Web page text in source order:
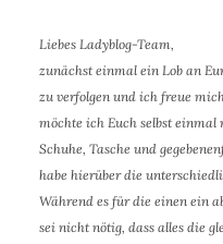
Liebes Ladyblog-Team,
zunächst einmal ein Lob an
zu verfolgen und ich freue
möchte ich Euch selbst
Schuhe, Tasche und
habe hierüber die
Während es für die einen ein
sei nicht nötig, dass alles die